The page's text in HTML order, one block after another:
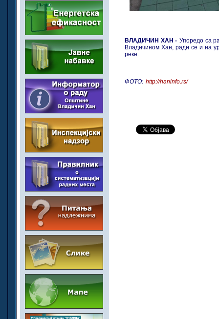
ВЛАДИЧИН ХАН - Упоредо са
Владичином Хан, ради се и на
реке.
ФОТО: http://haninfo.rs/